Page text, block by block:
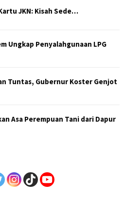
JKN: Kisah Sede…
Ungkap Penyalahgunaan LPG
Tuntas, Gubernur Koster Genjot
Asa Perempuan Tani dari Dapur